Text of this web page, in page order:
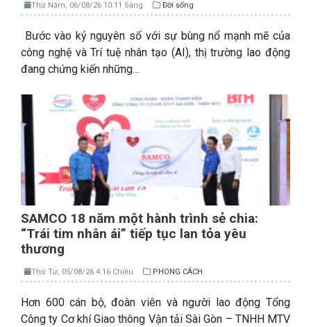
Thứ Năm, 06/08/26 10:11 Sáng Đời sống
Bước vào kỷ nguyên số với sự bùng nổ mạnh mẽ của
công nghệ và Trí tuệ nhân tạo (AI), thị trường lao động
đang chứng kiến những…
SAMCO 18 năm một hành trình sẻ chia:
“Trái tim nhân ái” tiếp tục lan tỏa yêu
thương
Thứ Tư, 05/08/26 4:16 Chiều PHONG CÁCH
Hơn 600 cán bộ, đoàn viên và người lao động Tổng
Công ty Cơ khí Giao thông Vận tải Sài Gòn – TNHH MTV